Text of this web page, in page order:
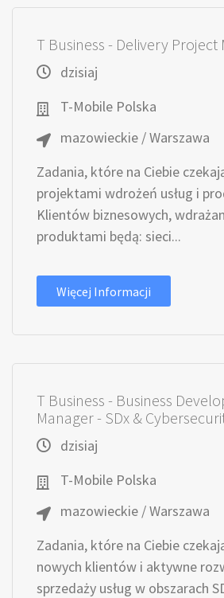
T Business - Delivery Project
dzisiaj
T-Mobile Polska
mazowieckie / Warszawa
Zadania, które na Ciebie
projektami wdrożeń usług i
Klientów biznesowych,
produktami będą: sieci...
Więcej Informacji
T Business - Business
Manager - SDx &
dzisiaj
T-Mobile Polska
mazowieckie / Warszawa
Zadania, które na Ciebie
nowych klientów i aktywne
sprzedaży usług w obszarach